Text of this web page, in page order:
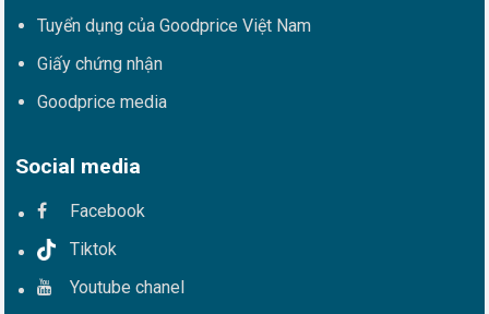
Tuyển dụng của Goodprice Việt Nam
Giấy chứng nhận
Goodprice media
Social media
Facebook
Tiktok
Youtube chanel